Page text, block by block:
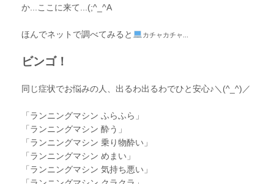
か...ここに来て...(;^_^A
ほんでネットで調べてみると カチャカチャ...
ビンゴ！
同じ症状でお悩みの人、出るわ出るわでひと安心♪＼(^_^)／
「ランニングマシン ふらふら」
「ランニングマシン 酔う」
「ランニングマシン 乗り物酔い」
「ランニングマシン めまい」
「ランニングマシン 気持ち悪い」